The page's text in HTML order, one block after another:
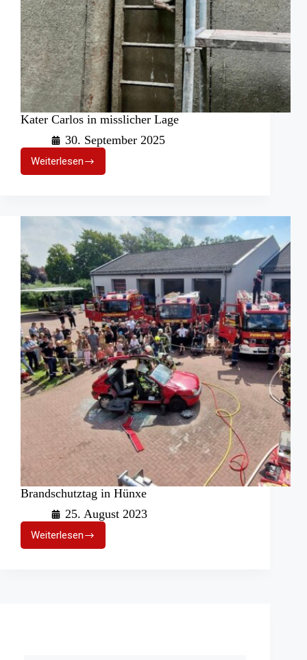
Kater Carlos in misslicher Lage
30. September 2025
Weiterlesen
Kater
Carlos
Lage
Brandschutztag in Hünxe
25. August 2023
WeiterlesenBrandschutztag
in